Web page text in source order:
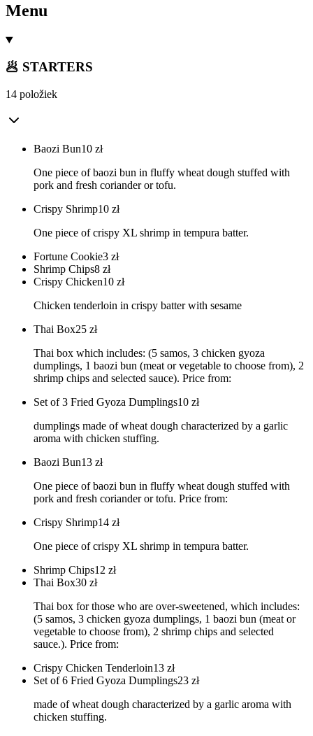
Menu
🥟 STARTERS
14 položiek
Baozi Bun10 zł
One piece of baozi bun in fluffy wheat dough stuffed with
pork and fresh coriander or tofu.
Crispy Shrimp10 zł
One piece of crispy XL shrimp in tempura batter.
Fortune Cookie3 zł
Shrimp Chips8 zł
Crispy Chicken10 zł
Chicken tenderloin in crispy batter with sesame
Thai Box25 zł
Thai box which includes: (5 samos, 3 chicken gyoza
dumplings, 1 baozi bun (meat or vegetable to choose from), 2
shrimp chips and selected sauce). Price from:
Set of 3 Fried Gyoza Dumplings10 zł
dumplings made of wheat dough characterized by a garlic
aroma with chicken stuffing.
Baozi Bun13 zł
One piece of baozi bun in fluffy wheat dough stuffed with
pork and fresh coriander or tofu. Price from:
Crispy Shrimp14 zł
One piece of crispy XL shrimp in tempura batter.
Shrimp Chips12 zł
Thai Box30 zł
Thai box for those who are over-sweetened, which includes:
(5 samos, 3 chicken gyoza dumplings, 1 baozi bun (meat or
vegetable to choose from), 2 shrimp chips and selected
sauce.). Price from:
Crispy Chicken Tenderloin13 zł
Set of 6 Fried Gyoza Dumplings23 zł
made of wheat dough characterized by a garlic aroma with
chicken stuffing.